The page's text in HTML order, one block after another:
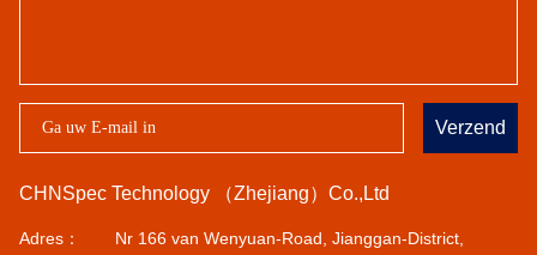
Verzend
CHNSpec Technology （Zhejiang）Co.,Ltd
Adres：
Nr 166 van Wenyuan-Road, Jianggan-District,